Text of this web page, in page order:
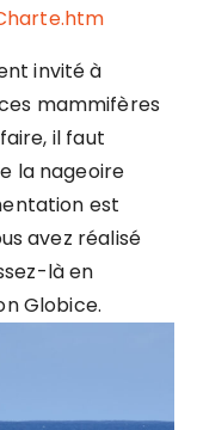
invité à
mammifères
il faut
la nageoire
est
avez réalisé
là en
Globice.